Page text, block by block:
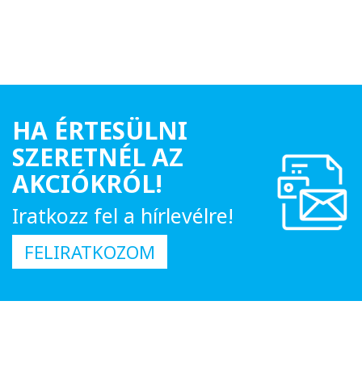
HA ÉRTESÜLNI
SZERETNÉL AZ
AKCIÓKRÓL!
Iratkozz fel a hírlevélre!
FELIRATKOZOM